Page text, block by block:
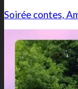
Soirée contes,